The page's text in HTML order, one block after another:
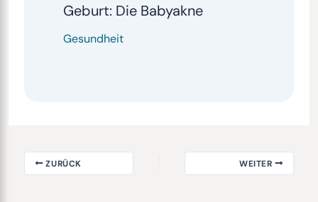
Geburt: Die Babyakne
Gesundheit
ZURÜCK WEITER